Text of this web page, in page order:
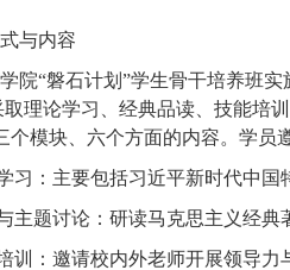
与内容
院“磐石计划 ”学生骨干培养班实
理论学习、经典品读、技能培
个模块、六个方面的内容。学员
习： 主要包括习近平新时代中国
主题讨论： 研读马克思主义经典
训： 邀请校内外老师开展领导力